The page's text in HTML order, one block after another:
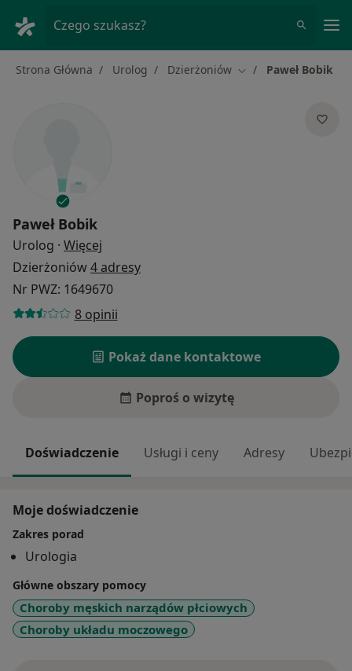
Czego szukasz?
Strona Główna Urolog Dzierżoniów Zmień miasto
Paweł Bobik
Paweł Bobik
Urolog · Więcej
Dzierżoniów4 adresy
Nr PWZ: 1649670
8 opinii
Pokaż dane kontaktowe
Poproś o wizytę
Doświadczenie Usługi i ceny Adresy
Moje doświadczenie
Zakres porad
Urologia
Główne obszary pomocy
Choroby męskich narządów płciowych
Choroby układu moczowego